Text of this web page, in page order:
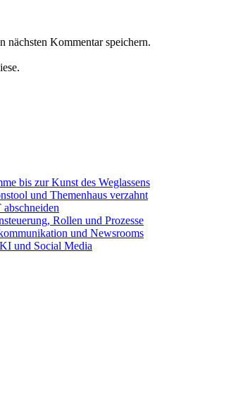
nächsten Kommentar speichern.
bis zur Kunst des Weglassens
und Themenhaus verzahnt
Rollen und Prozesse
und Newsrooms
und Social Media